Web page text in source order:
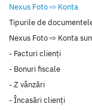
Nexus Foto ⇨ Konta
Tipurile de
Nexus Foto ⇨ Konta
- Facturi clienți
- Bonuri fiscale
- Z vânzări
- Încasări clienți